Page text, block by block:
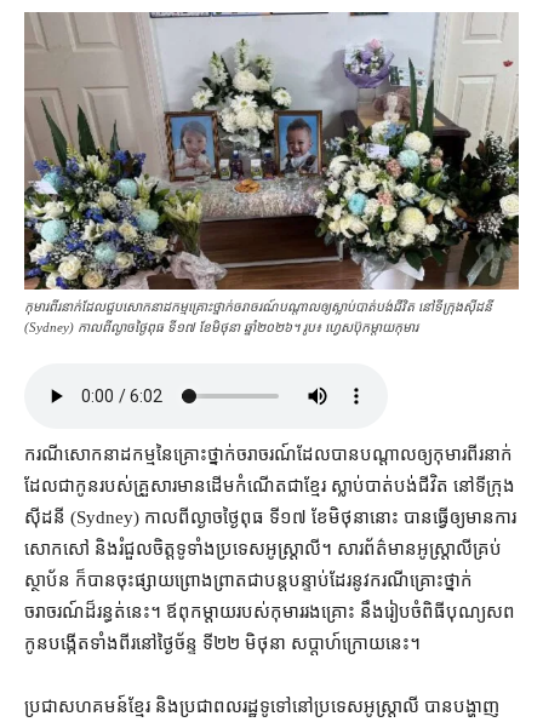
កុមារ​ពីរ​នាក់​ដែល​ជួប​សោកនាដកម្ម​គ្រោះថ្នាក់​ចរាចរណ៍​បណ្តាល​ឲ្យ​ស្លាប់​បាត់​បង់ជីវិត នៅ​ទីក្រុង​ស៊ីដនី
(Sydney) កាលពី​ល្ងាច​ថ្ងៃ​ពុធ ទី​១៧ ខែ​មិថុនា ឆ្នាំ​២០២៦។ រូប៖ ហ្វេសប៊ុក​ម្ដាយ​កុមារ
ករណី​សោកនាដកម្ម​នៃ​គ្រោះថ្នាក់​ចរាចរណ៍​ដែល​បាន​បណ្តាល​ឲ្យ​កុមារ​ពីរ​នាក់
ដែល​ជា​កូន​របស់​គ្រួសារ​មាន​ដើមកំណើត​ជា​ខ្មែរ ស្លាប់​បាត់​បង់ជីវិត នៅ​ទីក្រុង​
ស៊ីដនី (Sydney) កាលពី​ល្ងាច​ថ្ងៃ​ពុធ ទី​១៧ ខែមិថុនា​នោះ បាន​ធ្វើ​ឲ្យ​មានការ​
សោកសៅ និង​រំជួលចិត្ត​ទូទាំង​ប្រទេស​អូស្ត្រាលី​។ សារព័ត៌មាន​អូស្ត្រាលី​គ្រប់​
ស្ថាប័ន ក៏បាន​ចុះផ្សាយ​ព្រោងព្រាត​ជា​បន្តបន្ទាប់​ដែរ​នូវ​ករណី​គ្រោះថ្នាក់​
ចរាចរណ៍​ដ៏​រន្ធត់​នេះ​។ ឪពុកម្តាយ​របស់​កុមារ​រងគ្រោះ នឹង​រៀបចំ​ពិធី​បុណ្យសព​
កូនបង្កើត​ទាំងពីរ​នៅ​ថ្ងៃ​ច័ន្ទ ទី​២២ មិថុនា សប្តាហ៍​ក្រោយនេះ។
ប្រជា​សហគមន៍​ខ្មែរ និង​ប្រជាពលរដ្ឋ​ទូទៅ​នៅ​ប្រទេស​អូស្ត្រាលី បាន​បង្ហាញ​